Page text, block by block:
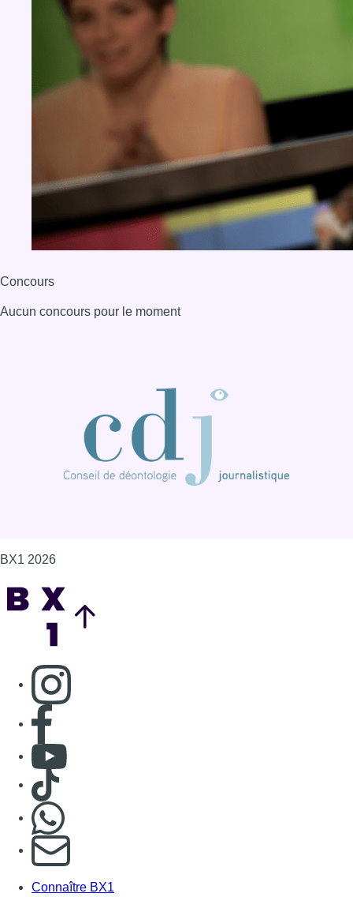
Concours
Aucun concours pour le moment
BX1 2026
Consulter page Instagram
Consulter page Facebook
Consulter Youtube
Consulter TikTok
S'abonner à notre newsletter
Connaître BX1